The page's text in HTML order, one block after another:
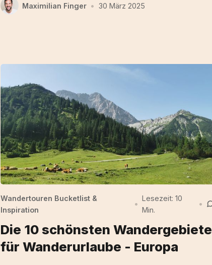
Maximilian Finger • 30 März 2025
Wandertouren Bucketlist &
Inspiration
•
Lesezeit: 10
Min.
•
Die 10 schönsten Wandergebiete
für Wanderurlaube - Europa